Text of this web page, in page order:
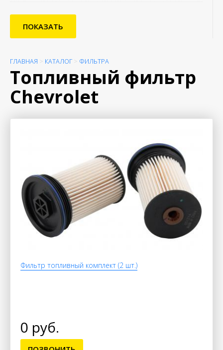
ПОКАЗАТЬ
ГЛАВНАЯ > КАТАЛОГ > ФИЛЬТРА
Топливный фильтр
Chevrolet
Фильтр топливный комплект (2 шт.)
0 руб.